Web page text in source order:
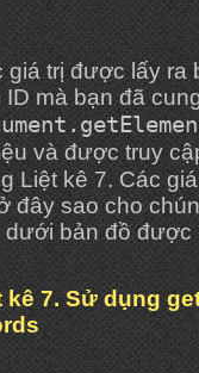
giá trị được lấy ra
ID mà bạn đã
và được truy
Liệt kê 7. Các
đây sao cho
dưới bản đồ được
kê 7. Sử dụng